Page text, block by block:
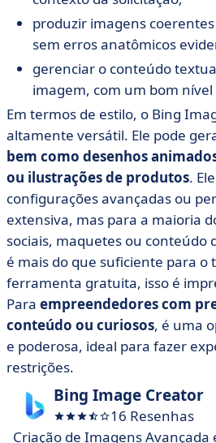
produzir imagens
sem erros anatômicos
gerenciar o conteúdo
imagem, com um bom
Em termos de estilo, o Bing
altamente versátil. Ele pode
bem como desenhos
ou ilustrações de produtos.
configurações avançadas ou
extensiva, mas para a maioria
sociais, maquetes ou conteúdo
é mais do que suficiente para o
ferramenta gratuita, isso é
Para empreendedores com
conteúdo ou curiosos, é uma
e poderosa, ideal para fazer
restrições.
Bing Image Creator
16 Resenhas
Criação de Imagens Avançada